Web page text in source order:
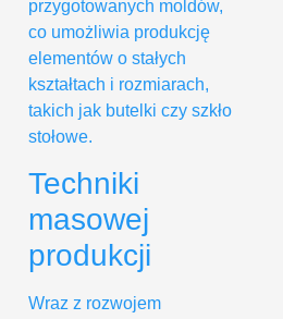
przygotowanych moldów,
co umożliwia produkcję
elementów o stałych
kształtach i rozmiarach,
takich jak butelki czy szkło
stołowe.
Techniki
masowej
produkcji
Wraz z rozwojem